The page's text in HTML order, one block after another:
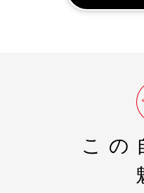
JTBに通知します。
体のふるさと納税寄附金
５. 本年所得について、
金受領証明書等の領収日
領収日は、クレジット
６. 大変恐れ入りますが
消しはお受けできかねま
この